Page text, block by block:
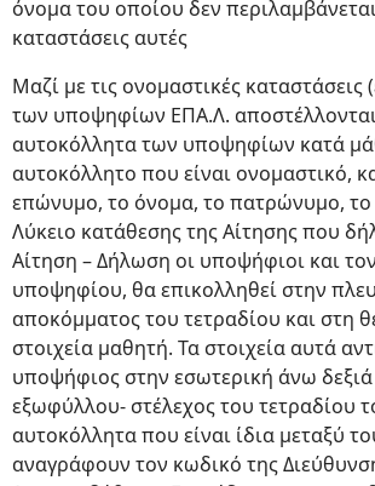
όνομα του οποίου δεν
καταστάσεις αυτές
Μαζί με τις ονομαστικές καταστάσεις
των υποψηφίων ΕΠΑ.Λ. αποστέλλονται
αυτοκόλλητα των υποψηφίων κατά
αυτοκόλλητο που είναι ονομαστικό,
επώνυμο, το όνομα, το πατρώνυμο,
Λύκειο κατάθεσης της Αίτησης που
Αίτηση – Δήλωση οι υποψήφιοι και
υποψηφίου, θα επικολληθεί στην
αποκόμματος του τετραδίου και στη
στοιχεία μαθητή. Τα στοιχεία αυτά
υποψήφιος στην εσωτερική άνω
εξωφύλλου- στέλεχος του τετραδίου
αυτοκόλλητα που είναι ίδια μεταξύ
αναγράφουν τον κωδικό της